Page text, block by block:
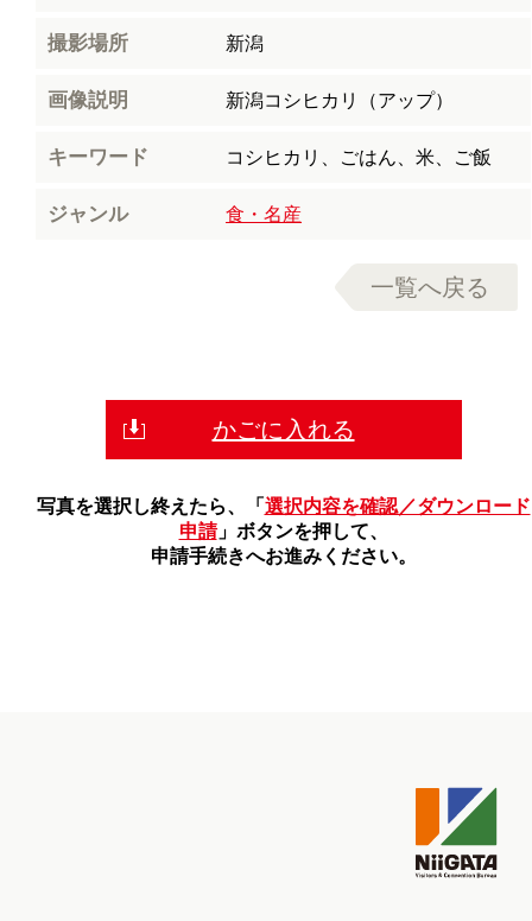
撮影場所 新潟
画像説明 新潟コシヒカリ（アップ）
キーワード コシヒカリ、ごはん、米、ご飯
ジャンル 食・名産
一覧へ戻る
かごに入れる
写真を選択し終えたら、「 選択内容を確認／ダウンロード
申請」ボタンを押して、
申請手続きへお進みください。